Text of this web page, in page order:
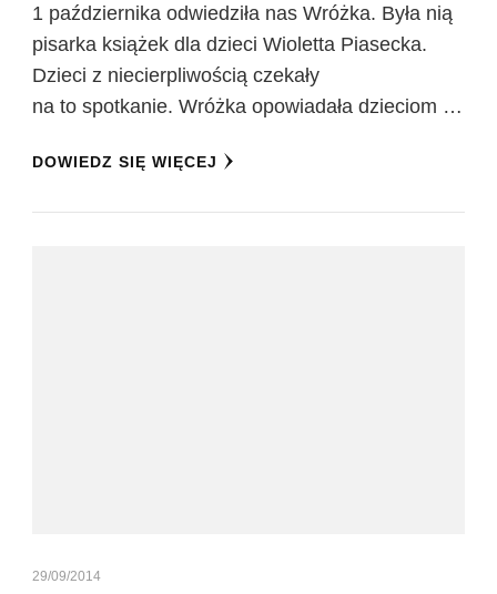
1 października odwiedziła nas Wróżka. Była nią
pisarka książek dla dzieci Wioletta Piasecka.
Dzieci z niecierpliwością czekały
na to spotkanie. Wróżka opowiadała dzieciom …
DOWIEDZ SIĘ WIĘCEJ
29/09/2014